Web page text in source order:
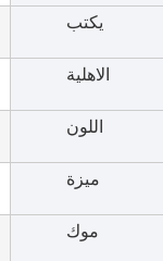
يكتب
الاهلية
اللون
ميزة
موك